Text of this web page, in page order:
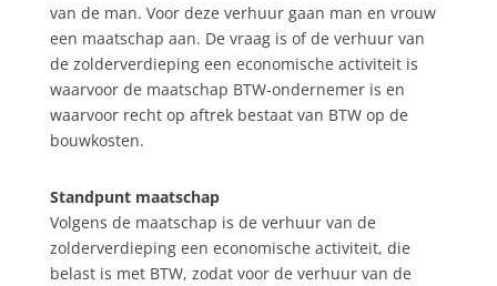
van de man. Voor deze verhuur gaan man en vrouw
een maatschap aan. De vraag is of de verhuur van
de zolderverdieping een economische activiteit is
waarvoor de maatschap BTW-ondernemer is en
waarvoor recht op aftrek bestaat van BTW op de
bouwkosten.
Standpunt maatschap
Volgens de maatschap is de verhuur van de
zolderverdieping een economische activiteit, die
belast is met BTW, zodat voor de verhuur van de